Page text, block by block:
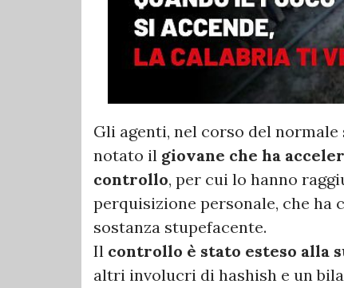
Gli agenti, nel corso del
notato il giovane che ha
controllo, per cui lo hanno
perquisizione personale, che
sostanza stupefacente.
Il controllo è stato esteso alla
altri involucri di hashish e un